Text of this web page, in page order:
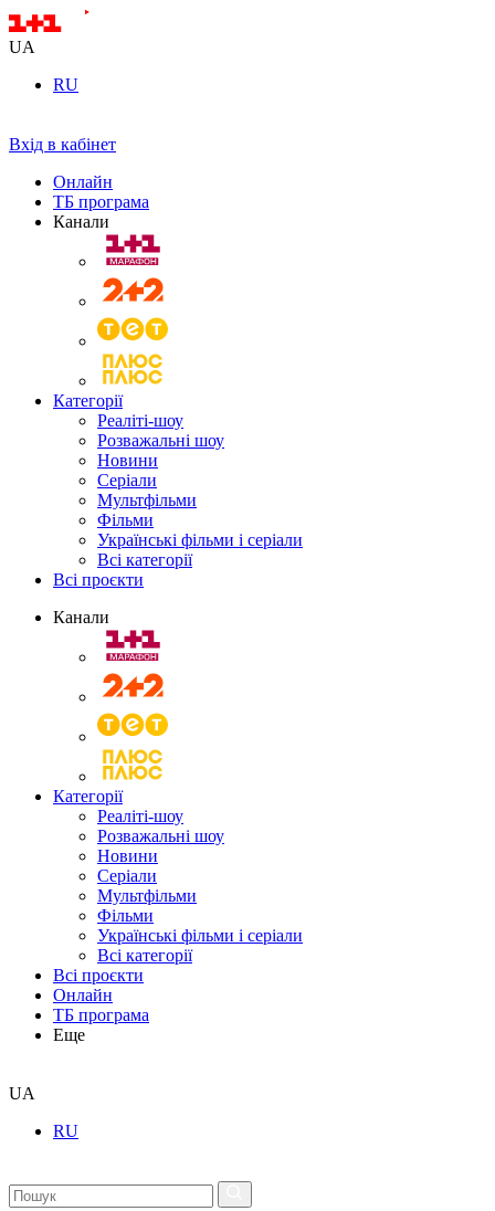
UA
RU
Вхід в кабінет
Онлайн
ТБ програма
Канали
Категорії
Реаліті-шоу
Розважальні шоу
Новини
Серіали
Мультфільми
Фільми
Українські фільми і серіали
Всі категорії
Всі проєкти
Канали
Категорії
Реаліті-шоу
Розважальні шоу
Новини
Серіали
Мультфільми
Фільми
Українські фільми і серіали
Всі категорії
Всі проєкти
Онлайн
ТБ програма
Еще
UA
RU